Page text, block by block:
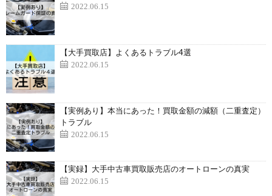
2022.06.15
【大手買取店】よくあるトラブル4選
2022.06.15
【実例あり】本当にあった！買取金額の減額（二重査定）
トラブル
2022.06.15
【実録】大手中古車買取販売店のオートローンの真実
2022.06.15